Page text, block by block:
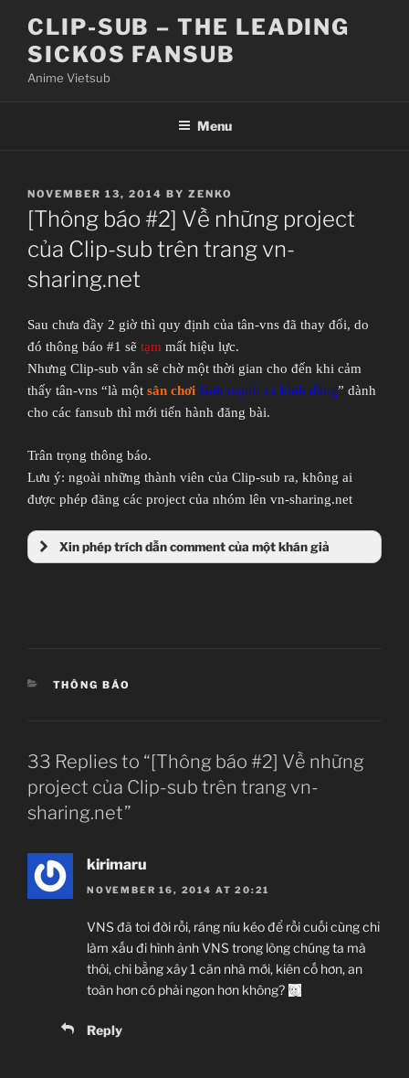
content
CLIP-SUB – THE LEADING
SICKOS FANSUB
Anime Vietsub
Menu
POSTED
ON
NOVEMBER 13, 2014 BY ZENKO
[Thông báo #2] Về những project
của Clip-sub trên trang vn-
sharing.net
Sau chưa đầy 2 giờ thì quy định của tân-vns đã thay đổi, do
đó thông báo #1 sẽ tạm mất hiệu lực.
Nhưng Clip-sub vẫn sẽ chờ một thời gian cho đến khi cảm
thấy tân-vns “là một sân chơi lành mạnh và bình đẳng” dành
cho các fansub thì mới tiến hành đăng bài.
Trân trọng thông báo.
Lưu ý: ngoài những thành viên của Clip-sub ra, không ai
được phép đăng các project của nhóm lên vn-sharing.net
Xin phép trích dẫn comment của một khán giả
CATEGORIES
THÔNG BÁO
33 Replies to “[Thông báo #2] Về những
project của Clip-sub trên trang vn-
sharing.net”
kirimaru
NOVEMBER 16, 2014 AT 20:21
VNS đã toi đời rồi, ráng níu kéo để rồi cuối cùng chỉ
làm xấu đi hình ảnh VNS trong lòng chúng ta mà
thôi, chi bằng xây 1 căn nhà mới, kiên cố hơn, an
toàn hơn có phải ngon hơn không?
Reply